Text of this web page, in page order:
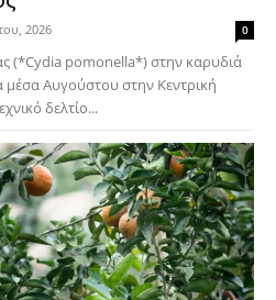
2026 0
(*Cydia pomonella*) στην καρυδιά
μέσα Αυγούστου στην Κεντρική
δελτίο...